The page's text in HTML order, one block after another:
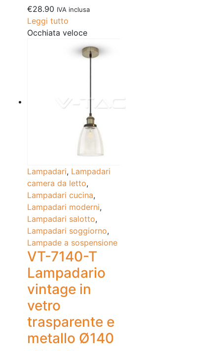
€28.90 IVA inclusa
Leggi tutto
Occhiata veloce
Lampadari, Lampadari
camera da letto,
Lampadari cucina,
Lampadari moderni,
Lampadari salotto,
Lampadari soggiorno,
Lampade a sospensione
VT-7140-T
Lampadario
vintage in
vetro
trasparente e
metallo Ø140